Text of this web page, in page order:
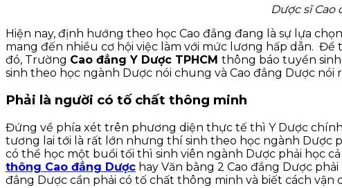
Dược sĩ
Hiện nay, định hướng theo học Cao đẳng đang là sự lựa
mang đến nhiều cơ hội việc làm với mức lương hấp dẫn. Để
đó, Trường Cao đẳng Y Dược TPHCM thông báo tuyển sinh
sinh theo học ngành Dược nói chung và Cao đẳng Dược
Phải là người có tố chất thông minh
Đứng về phía xét trên phương diện thực tế thì Y Dược
tương lai tới là rất lớn nhưng thí sinh theo học ngành Dược
có thể học một buổi tối thì sinh viên ngành Dược phải học
thông Cao đẳng Dược hay Văn bằng 2 Cao đẳng Dược
đẳng Dược cần phải có tố chất thông minh và biết cách